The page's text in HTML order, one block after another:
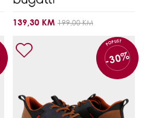
139,30 KM 199,00 KM
POPUST
-30%